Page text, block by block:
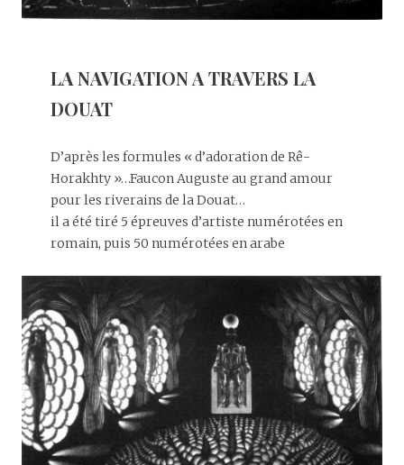
LA NAVIGATION A TRAVERS LA
DOUAT
D’après les formules « d’adoration de Rê-
Horakhty »…Faucon Auguste au grand amour
pour les riverains de la Douat…
il a été tiré 5 épreuves d’artiste numérotées en
romain, puis 50 numérotées en arabe